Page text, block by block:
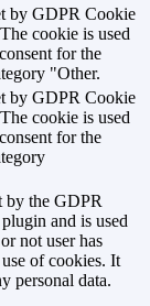
by GDPR Cookie
cookie is used
for the
"Other.
by GDPR Cookie
cookie is used
for the
by the GDPR
and is used
not user has
of cookies. It
personal data.